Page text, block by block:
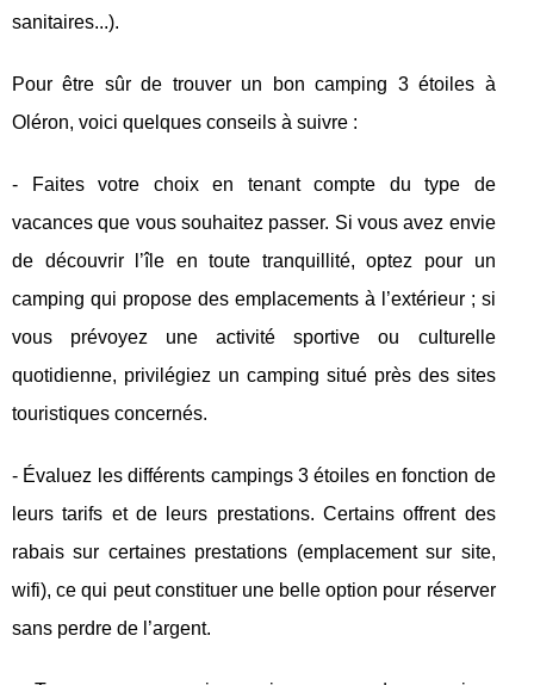
sanitaires...).
Pour être sûr de trouver un bon camping 3 étoiles à
Oléron, voici quelques conseils à suivre :
- Faites votre choix en tenant compte du type de
vacances que vous souhaitez passer. Si vous avez envie
de découvrir l’île en toute tranquillité, optez pour un
camping qui propose des emplacements à l’extérieur ; si
vous prévoyez une activité sportive ou culturelle
quotidienne, privilégiez un camping situé près des sites
touristiques concernés.
- Évaluez les différents campings 3 étoiles en fonction de
leurs tarifs et de leurs prestations. Certains offrent des
rabais sur certaines prestations (emplacement sur site,
wifi), ce qui peut constituer une belle option pour réserver
sans perdre de l’argent.